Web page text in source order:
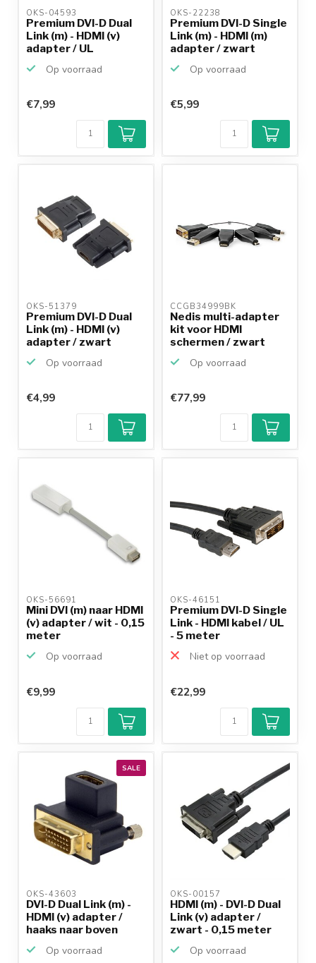
OKS-04593
Premium DVI-D Dual
Link (m) - HDMI (v)
adapter / UL
Op voorraad
€7,99
OKS-22238
Premium DVI-D Single
Link (m) - HDMI (m)
adapter / zwart
Op voorraad
€5,99
OKS-51379
Premium DVI-D Dual
Link (m) - HDMI (v)
adapter / zwart
Op voorraad
€4,99
CCGB34999BK
Nedis multi-adapter
kit voor HDMI
schermen / zwart
Op voorraad
Klantenbeoordeling
9,2/10
Achteraf
betalen mogelijk
€77,99
OKS-56691
Mini DVI (m) naar HDMI
(v) adapter / wit - 0,15
meter
Op voorraad
€9,99
OKS-46151
Premium DVI-D Single
Link - HDMI kabel / UL
- 5 meter
Niet op voorraad
€22,99
SALE
OKS-43603
DVI-D Dual Link (m) -
HDMI (v) adapter /
haaks naar boven
Op voorraad
OKS-00157
HDMI (m) - DVI-D Dual
Link (v) adapter /
zwart - 0,15 meter
Op voorraad